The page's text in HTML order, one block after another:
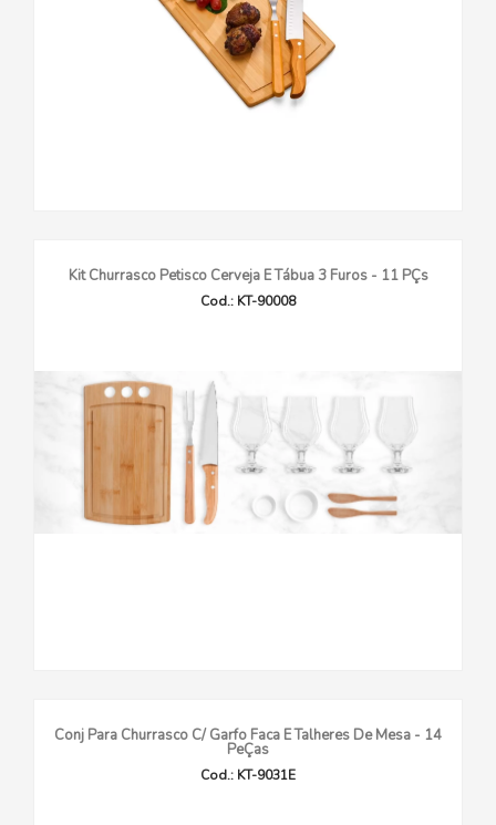
Kit Churrasco Petisco Cerveja E Tábua 3 Furos - 11 PÇs
Cod.: KT-90008
Conj Para Churrasco C/ Garfo Faca E Talheres De Mesa - 14
PeÇas
Cod.: KT-9031E